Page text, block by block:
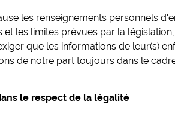
les renseignements personnels
les limites prévues par la
que les informations de leur(s)
de notre part toujours dans le
le respect de la légalité